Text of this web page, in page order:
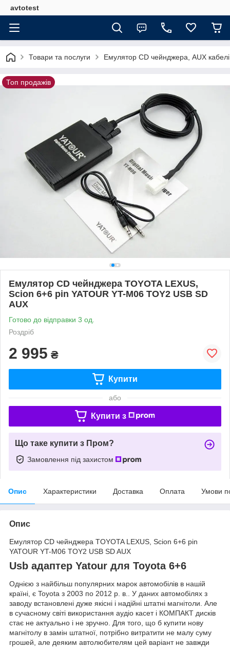
avtotest
Товари та послуги Емулятор CD чейнджера, AUX кабелі
Топ продажів
Емулятор CD чейнджера TOYOTA LEXUS,
Scion 6+6 pin YATOUR YT-M06 TOY2 USB SD
AUX
Готово до відправки 3 од.
Роздріб
2 995 ₴
Купити
або
Купити з
Що таке купити з Пром?
Замовлення під захистом
Опис Характеристики Доставка Оплата Умови
Опис
Емулятор CD чейнджера TOYOTA LEXUS, Scion 6+6 pin
YATOUR YT-M06 TOY2 USB SD AUX
Usb адаптер Yatour для Toyota 6+6
Однією з найбільш популярних марок автомобілів в нашій
країні, є Toyota з 2003 по 2012 р. в.. У даних автомобілях з
заводу встановлені дуже якісні і надійні штатні магнітоли. Але
в сучасному світі використання аудіо касет і КОМПАКТ дисків
стає не актуально і не зручно. Для того, що б купити нову
магнітолу в замін штатної, потрібно витратити не малу суму
грошей, але деяким автолюбителям цей варіант не завжди